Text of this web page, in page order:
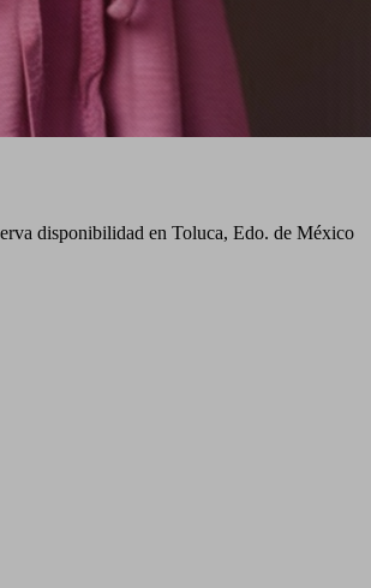
disponibilidad en Toluca, Edo. de México